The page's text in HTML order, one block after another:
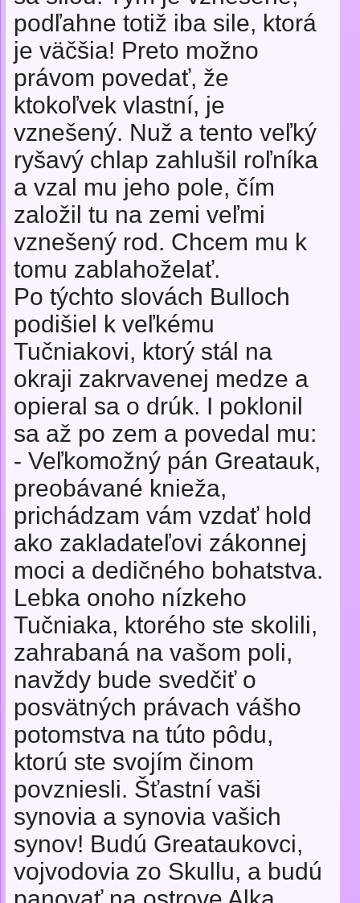
podľahne totiž iba sile, ktorá
je väčšia! Preto možno
právom povedať, že
ktokoľvek vlastní, je
vznešený. Nuž a tento veľký
ryšavý chlap zahlušil roľníka
a vzal mu jeho pole, čím
založil tu na zemi veľmi
vznešený rod. Chcem mu k
tomu zablahoželať.
Po týchto slovách Bulloch
podišiel k veľkému
Tučniakovi, ktorý stál na
okraji zakrvavenej medze a
opieral sa o drúk. I poklonil
sa až po zem a povedal mu:
- Veľkomožný pán Greatauk,
preobávané knieža,
prichádzam vám vzdať hold
ako zakladateľovi zákonnej
moci a dedičného bohatstva.
Lebka onoho nízkeho
Tučniaka, ktorého ste skolili,
zahrabaná na vašom poli,
navždy bude svedčiť o
posvätných právach vášho
potomstva na túto pôdu,
ktorú ste svojím činom
povzniesli. Šťastní vaši
synovia a synovia vašich
synov! Budú Greataukovci,
vojvodovia zo Skullu, a budú